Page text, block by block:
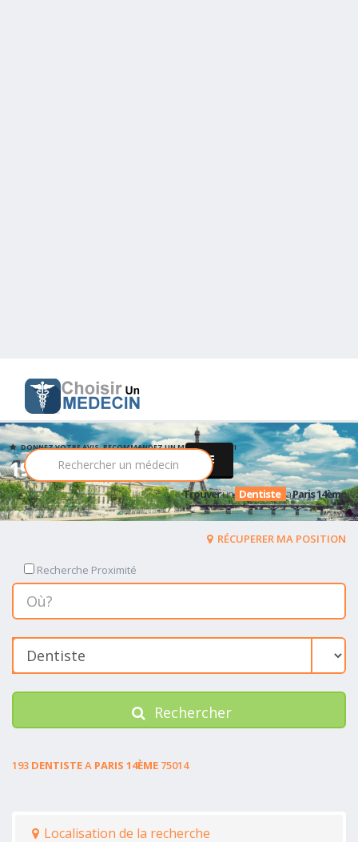
193 Dentiste
DONNEZ VOTRE AVIS, RECOMMANDEZ UN MEDECIN PARMI
Trouverun Dentiste aParis 14ème
RÉCUPERER MA POSITION
Recherche Proximité
Rechercher
193 DENTISTEA PARIS 14ÈME 75014
Localisation de la recherche